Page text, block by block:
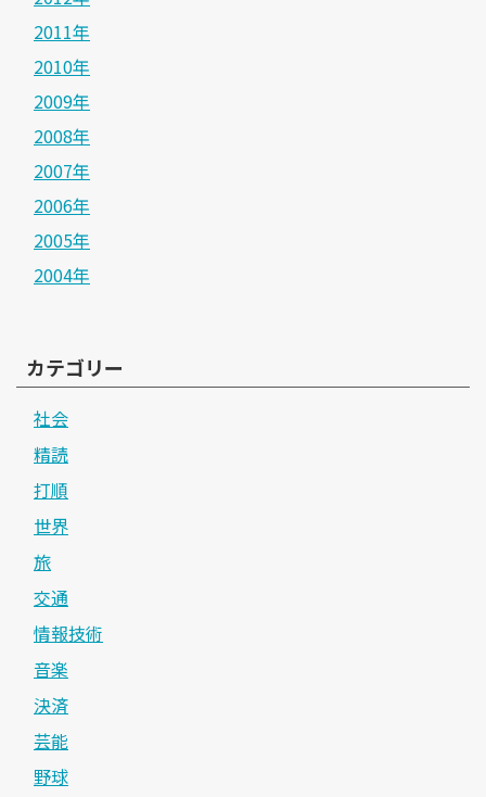
2011年
2010年
2009年
2008年
2007年
2006年
2005年
2004年
カテゴリー
社会
精読
打順
世界
旅
交通
情報技術
音楽
決済
芸能
野球